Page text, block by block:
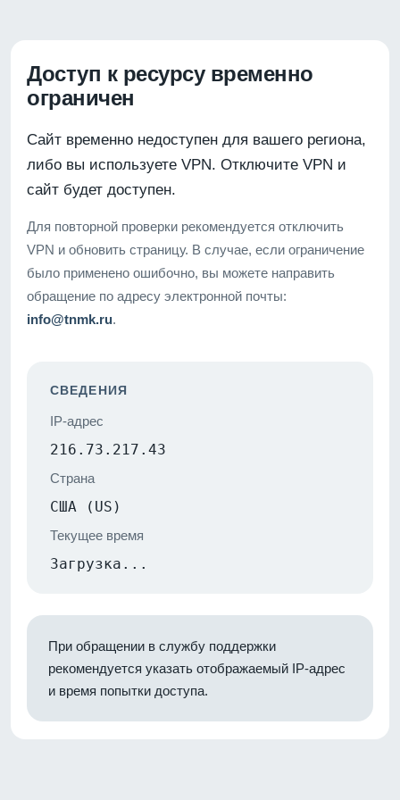
Доступ к ресурсу временно
ограничен
Сайт временно недоступен для вашего региона,
либо вы используете VPN. Отключите VPN и
сайт будет доступен.
Для повторной проверки рекомендуется отключить
VPN и обновить страницу. В случае, если ограничение
было применено ошибочно, вы можете направить
обращение по адресу электронной почты:
info@tnmk.ru.
СВЕДЕНИЯ
IP-адрес
216.73.217.43
Страна
США (US)
Текущее время
Загрузка...
При обращении в службу поддержки
рекомендуется указать отображаемый IP-адрес
и время попытки доступа.